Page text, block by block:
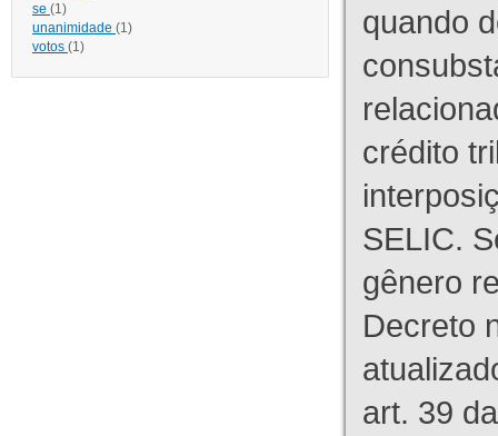
se (1)
unanimidade (1)
votos (1)
quando
crédito
SELIC.
gênero
Decreto
art. 39